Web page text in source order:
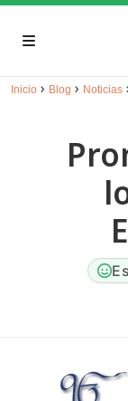
Inicio › Blog › Noticias